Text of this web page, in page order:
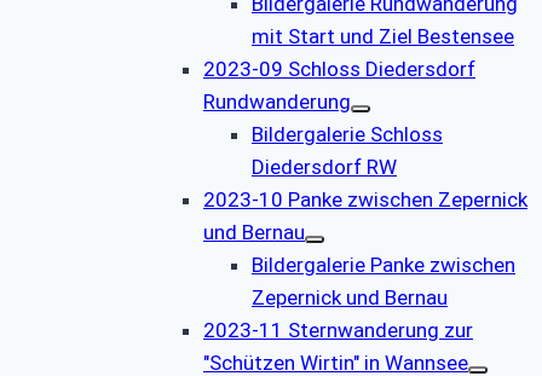
mit Start und Ziel Bestensee
2023-09 Schloss Diedersdorf
Rundwanderung
Bildergalerie Schloss
Diedersdorf RW
2023-10 Panke zwischen Zepernick
und Bernau
Bildergalerie Panke zwischen
Zepernick und Bernau
2023-11 Sternwanderung zur
"Schützen Wirtin" in Wannsee